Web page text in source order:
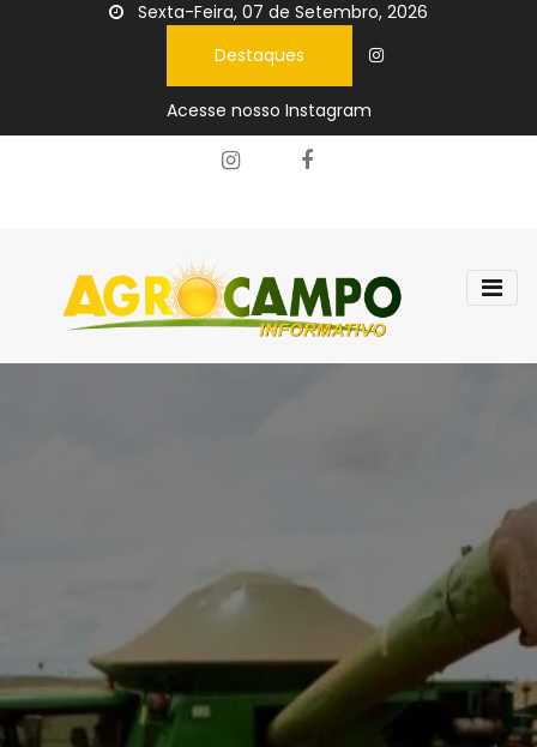
Sexta-Feira, 07 de Setembro, 2026
Destaques
Acesse nosso Instagram